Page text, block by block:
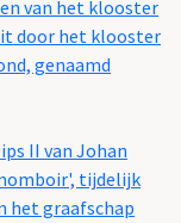
van het klooster
door het klooster
genaamd
II van Johan
tijdelijk
het graafschap